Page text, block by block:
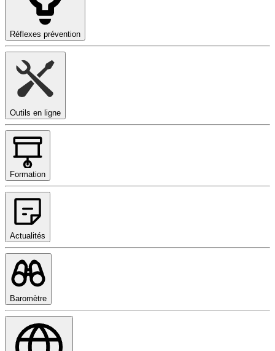
Réflexes prévention
Outils en ligne
Formation
Actualités
Baromètre